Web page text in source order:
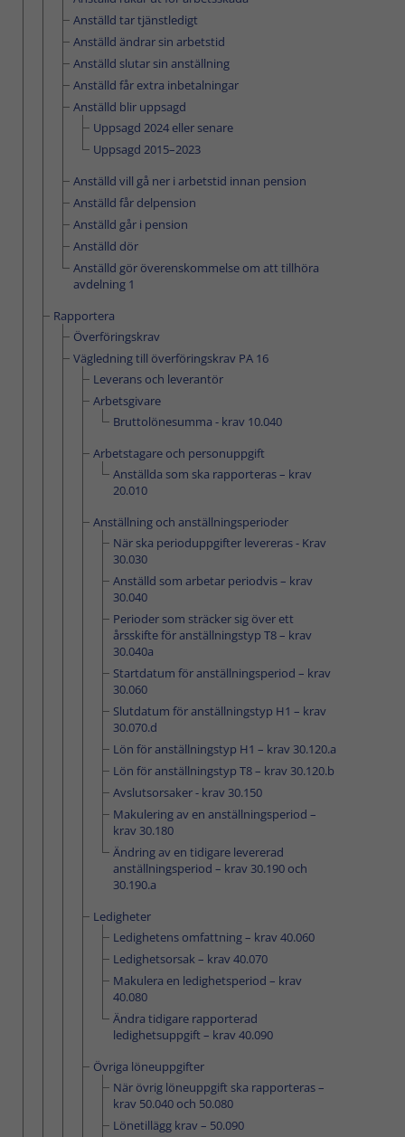
Anställd tar tjänstledigt
Anställd ändrar sin arbetstid
Anställd slutar sin anställning
Anställd får extra inbetalningar
Anställd blir uppsagd
Uppsagd 2024 eller senare
Uppsagd 2015–2023
Anställd vill gå ner i arbetstid innan pension
Anställd får delpension
Anställd går i pension
Anställd dör
Anställd gör överenskommelse om att tillhöra
avdelning 1
Rapportera
Överföringskrav
Vägledning till överföringskrav PA 16
Leverans och leverantör
Arbetsgivare
Bruttolönesumma - krav 10.040
Arbetstagare och personuppgift
Anställda som ska rapporteras – krav
20.010
Anställning och anställningsperioder
När ska perioduppgifter levereras - Krav
30.030
Anställd som arbetar periodvis – krav
30.040
Perioder som sträcker sig över ett
årsskifte för anställningstyp T8 – krav
30.040a
Startdatum för anställningsperiod – krav
30.060
Slutdatum för anställningstyp H1 – krav
30.070.d
Lön för anställningstyp H1 – krav 30.120.a
Lön för anställningstyp T8 – krav 30.120.b
Avslutsorsaker - krav 30.150
Makulering av en anställningsperiod –
krav 30.180
Ändring av en tidigare levererad
anställningsperiod – krav 30.190 och
30.190.a
Ledigheter
Ledighetens omfattning – krav 40.060
Ledighetsorsak – krav 40.070
Makulera en ledighetsperiod – krav
40.080
Ändra tidigare rapporterad
ledighetsuppgift – krav 40.090
Övriga löneuppgifter
När övrig löneuppgift ska rapporteras –
krav 50.040 och 50.080
Lönetillägg krav – 50.090